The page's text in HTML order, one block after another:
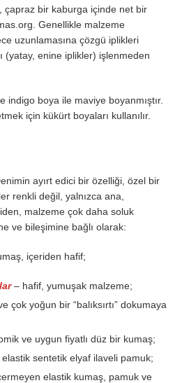
çapraz bir kaburga içinde net bir
Genellikle malzeme
uzunlamasına çözgü iplikleri
(yatay, enine iplikler) işlenmeden
indigo boya ile maviye boyanmıştır.
için kükürt boyaları kullanılır.
ayırt edici bir özelliği, özel bir
renkli değil, yalnızca ana,
malzeme çok daha soluk
ve bileşimine bağlı olarak:
içeriden hafif;
– hafif, yumuşak malzeme;
çok yoğun bir “balıksırtı” dokumaya
ve uygun fiyatlı düz bir kumaş;
sentetik elyaf ilaveli pamuk;
elastik kumaş, pamuk ve